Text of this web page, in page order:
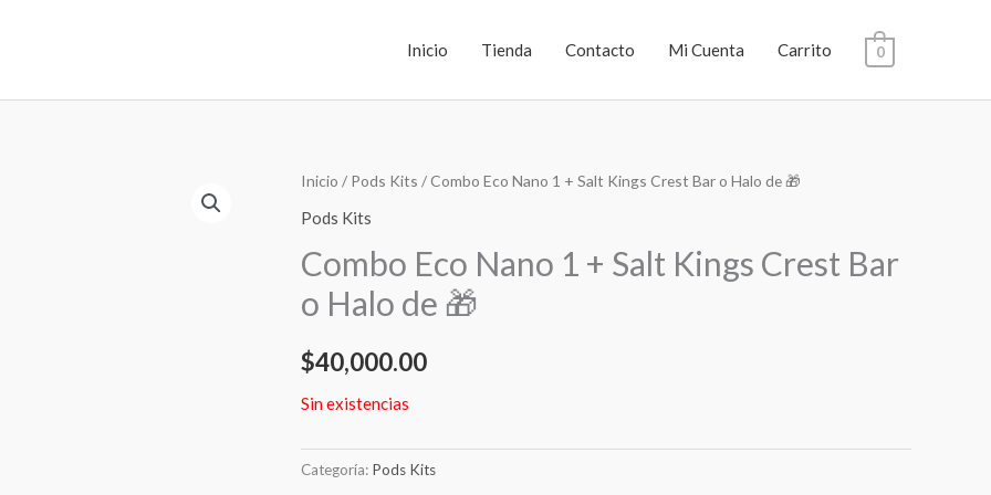
Inicio Tienda Contacto Mi Cuenta Carrito 0
Inicio / Pods Kits / Combo Eco Nano 1 + Salt Kings Crest Bar o Halo de 🎁
Pods Kits
Combo Eco Nano 1 + Salt Kings Crest Bar
o Halo de 🎁
$40,000.00
Sin existencias
Categoría: Pods Kits